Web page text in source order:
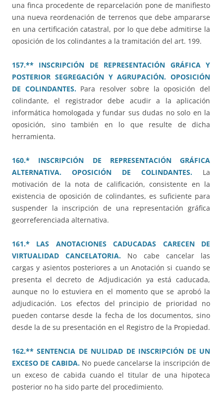
una finca procedente de reparcelación pone de manifiesto
una nueva reordenación de terrenos que debe ampararse
en una certificación catastral, por lo que debe admitirse la
oposición de los colindantes a la tramitación del art. 199.
157.** INSCRIPCIÓN DE REPRESENTACIÓN GRÁFICA Y
POSTERIOR SEGREGACIÓN Y AGRUPACIÓN. OPOSICIÓN
DE COLINDANTES.Para resolver sobre la oposición del
colindante, el registrador debe acudir a la aplicación
informática homologada y fundar sus dudas no solo en la
oposición, sino también en lo que resulte de dicha
herramienta.
160.* INSCRIPCIÓN DE REPRESENTACIÓN GRÁFICA
ALTERNATIVA. OPOSICIÓN DE COLINDANTES. La
motivación de la nota de calificación, consistente en la
existencia de oposición de colindantes, es suficiente para
suspender la inscripción de una representación gráfica
georreferenciada alternativa.
161.* LAS ANOTACIONES CADUCADAS CARECEN DE
VIRTUALIDAD CANCELATORIA. No cabe cancelar las
cargas y asientos posteriores a un Anotación si cuando se
presenta el decreto de Adjudicación ya está caducada,
aunque no lo estuviera en el momento que se aprobó la
adjudicación. Los efectos del principio de prioridad no
pueden contarse desde la fecha de los documentos, sino
desde la de su presentación en el Registro de la Propiedad.
162.** SENTENCIA DE NULIDAD DE INSCRIPCIÓN DE UN
EXCESO DE CABIDA.No puede cancelarse la inscripción de
un exceso de cabida cuando el titular de una hipoteca
posterior no ha sido parte del procedimiento.